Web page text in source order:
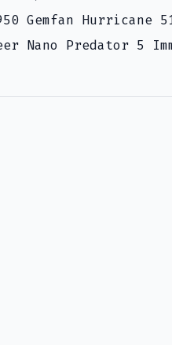
Gemfan
Nano Predator 5